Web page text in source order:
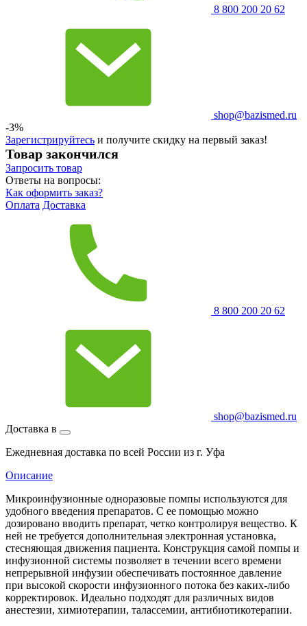
8 800 200 20 62
shop@bazismed.ru
-3%
Зарегистрируйтесь и получите скидку на первый заказ!
Товар закончился
Запросить товар
Ответы на вопросы:
Как оформить заказ?
Оплата Доставка
8 800 200 20 62
shop@bazismed.ru
Доставка в
Ежедневная доставка по всей России из г. Уфа
Описание
Микроинфузионные одноразовые помпы используются для
удобного введения препаратов. С ее помощью можно
дозировано вводить препарат, четко контролируя вещество. К
ней не требуется дополнительная электронная установка,
стесняющая движения пациента. Конструкция самой помпы и
инфузионной системы позволяет в течении всего времени
непрерывной инфузии обеспечивать постоянное давление
при высокой скорости инфузионного потока без каких-либо
корректировок. Идеально подходят для различных видов
анестезии, химиотерапии, талассемии, антибиотикотерапии.